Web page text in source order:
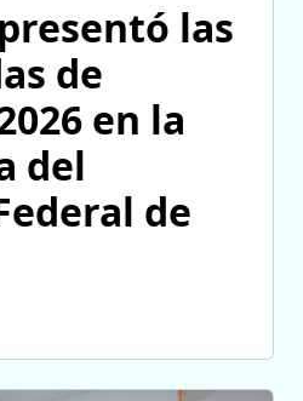
las
de
en la
del
de